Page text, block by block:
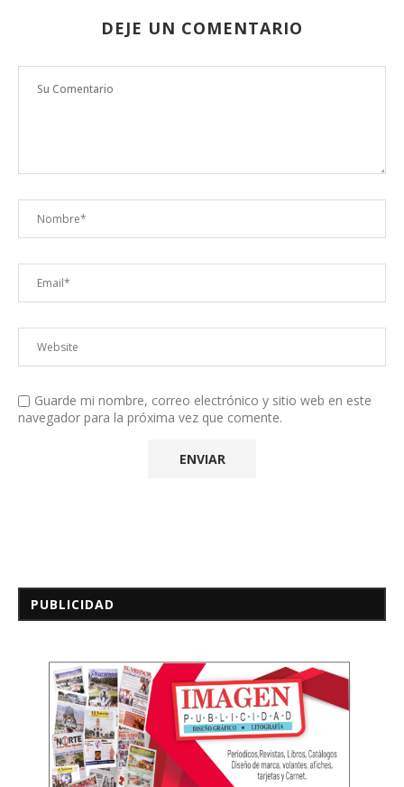
DEJE UN COMENTARIO
Guarde mi nombre, correo electrónico y sitio web en este
navegador para la próxima vez que comente.
PUBLICIDAD